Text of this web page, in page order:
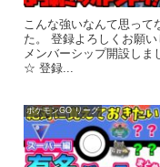
こんな強いなんて思って
た。 登録よろしくお願
メンバーシップ開設し
☆ 登録...
ポケモンGO リーグ